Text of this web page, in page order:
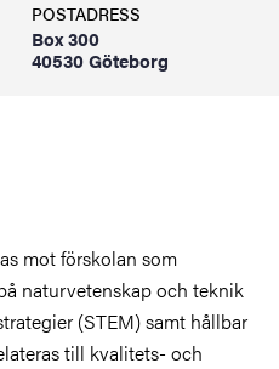
POSTADRESS
Box 300
40530 Göteborg
mot förskolan som
naturvetenskap och teknik
(STEM) samt hållbar
till kvalitets- och